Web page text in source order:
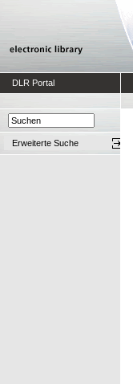
DLR Portal
Erweiterte Suche